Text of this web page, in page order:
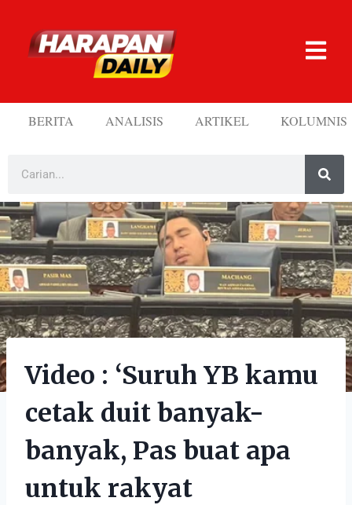
BERITA ANALISIS ARTIKEL KOLUMNIS
Video : ‘Suruh YB kamu
cetak duit banyak-
banyak, Pas buat apa
untuk rakyat